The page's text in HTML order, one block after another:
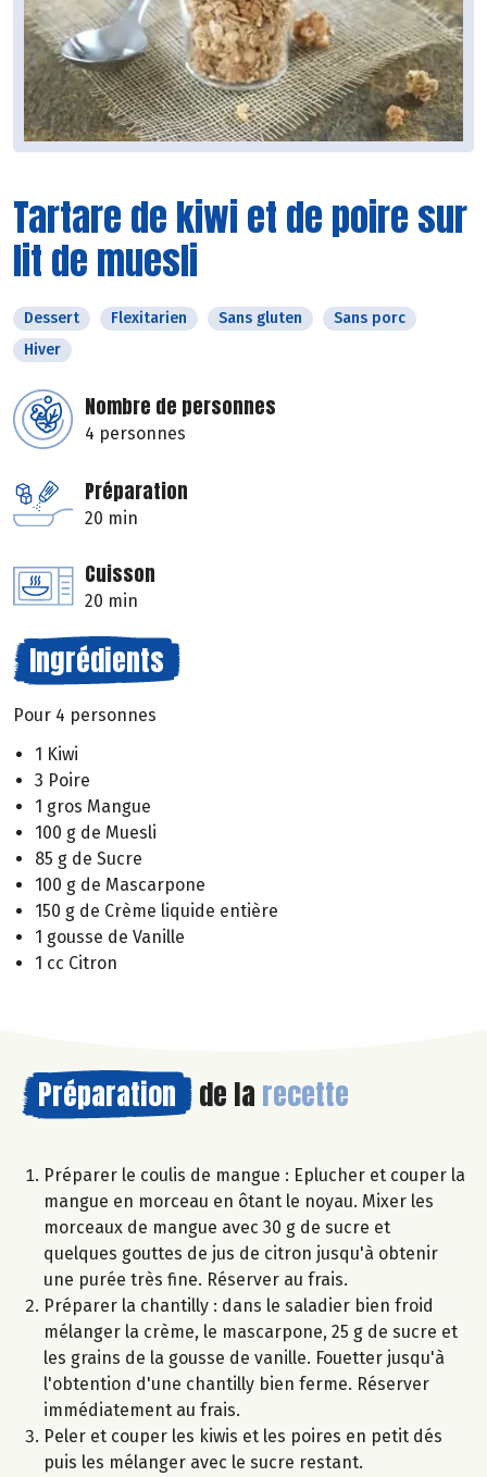
Tartare de kiwi et de poire sur
lit de muesli
Dessert Flexitarien Sans gluten
Sans porc
Hiver
Nombre de personnes
4 personnes
Préparation
20 min
Cuisson
20 min
Ingrédients
Pour 4 personnes
1 Kiwi
3 Poire
1 gros Mangue
100 g de Muesli
85 g de Sucre
100 g de Mascarpone
150 g de Crème liquide entière
1 gousse de Vanille
1 cc Citron
Préparation de la recette
Préparer le coulis de mangue : Eplucher et couper la
mangue en morceau en ôtant le noyau. Mixer les
morceaux de mangue avec 30 g de sucre et
quelques gouttes de jus de citron jusqu'à obtenir
une purée très fine. Réserver au frais.
Préparer la chantilly : dans le saladier bien froid
mélanger la crème, le mascarpone, 25 g de sucre et
les grains de la gousse de vanille. Fouetter jusqu'à
l'obtention d'une chantilly bien ferme. Réserver
immédiatement au frais.
Peler et couper les kiwis et les poires en petit dés
puis les mélanger avec le sucre restant.